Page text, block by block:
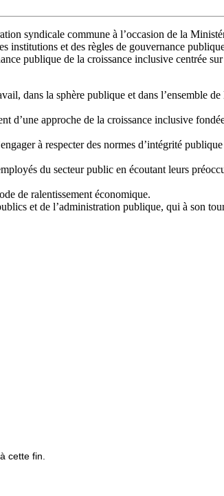
syndicale commune à l’occasion de la
et des règles de gouvernance
publique de la croissance inclusive centrée sur
dans la sphère publique et dans l’ensemble de
d’une approche de la croissance inclusive
à respecter des normes d’intégrité
du secteur public en écoutant leurs
de ralentissement économique.
et de l’administration publique, qui à son
cette fin.